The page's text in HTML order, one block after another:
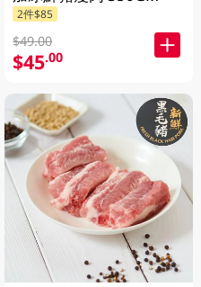
2件$85
$49.00
$45.00